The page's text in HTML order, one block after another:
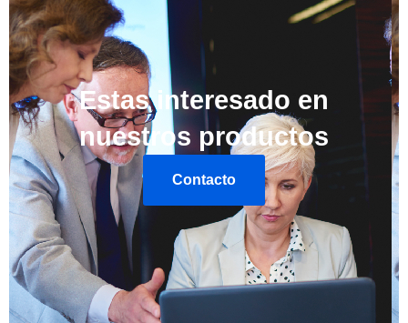
Estas interesado en
nuestros productos
Contacto